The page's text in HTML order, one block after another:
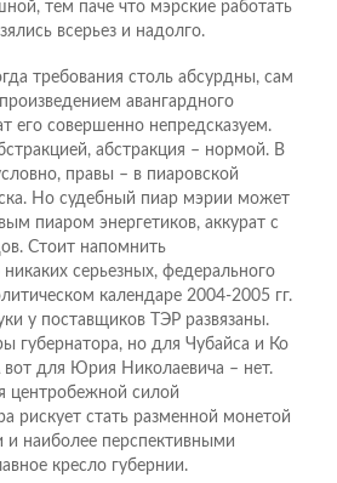
тем паче что мэрские работать
всерьез и надолго.
требования столь абсурдны, сам
авангардного
его совершенно непредсказуем.
абстракция – нормой. В
правы – в пиаровской
Но судебный пиар мэрии может
пиаром энергетиков, аккурат с
Стоит напомнить
серьезных, федерального
календаре 2004-2005 гг.
у поставщиков ТЭР развязаны.
губернатора, но для Чубайса и Ко
для Юрия Николаевича – нет.
центробежной силой
рискует стать разменной монетой
и наиболее перспективными
кресло губернии.